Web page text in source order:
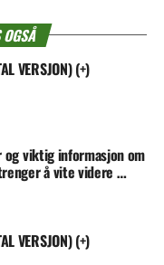
VERSJON) (+)
viktig informasjon om
å vite videre …
VERSJON) (+)